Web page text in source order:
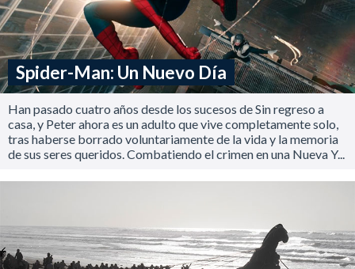
Spider-Man: Un Nuevo Día
Han pasado cuatro años desde los sucesos de Sin regreso a
casa, y Peter ahora es un adulto que vive completamente solo,
tras haberse borrado voluntariamente de la vida y la memoria
de sus seres queridos. Combatiendo el crimen en una Nueva Y...